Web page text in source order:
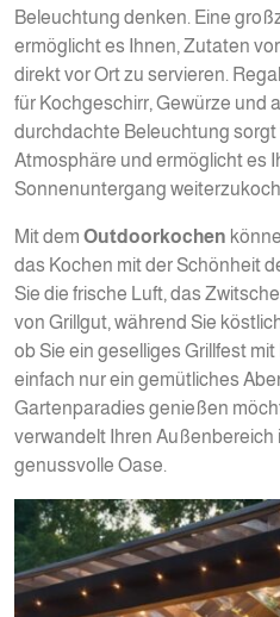
Beleuchtung denken. Eine
ermöglicht es Ihnen, Zutaten
direkt vor Ort zu servieren.
für Kochgeschirr, Gewürze und
durchdachte Beleuchtung
Atmosphäre und ermöglicht es
Sonnenuntergang
Mit dem Outdoorkochen
das Kochen mit der Schönheit
Sie die frische Luft, das
von Grillgut, während Sie
ob Sie ein geselliges Grillfest
einfach nur ein gemütliches
Gartenparadies genießen
verwandelt Ihren Außenbereich
genussvolle Oase.